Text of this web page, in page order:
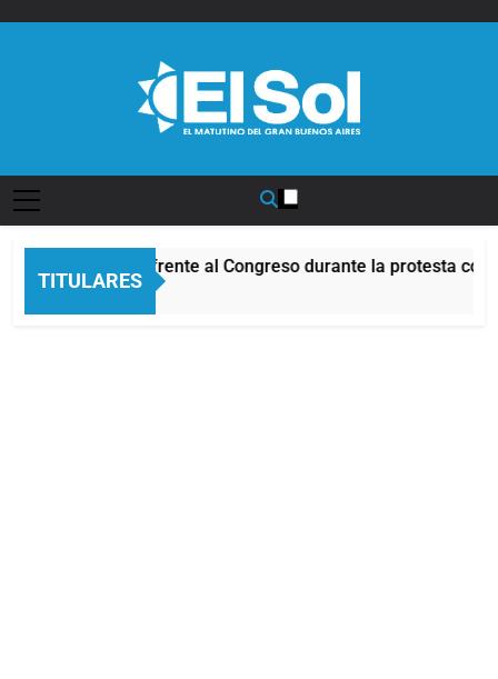
TITULARES
Incidentes frente al Congreso durante la protesta
7 Horas Atrás